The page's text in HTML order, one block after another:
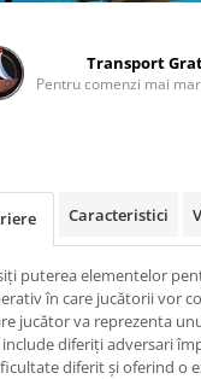
Transport
Pentru comenzi mai
Caracteristici
puterea elementelor
în care jucătorii vor
jucător va reprezenta
include diferiți adversari
diferit și oferind o